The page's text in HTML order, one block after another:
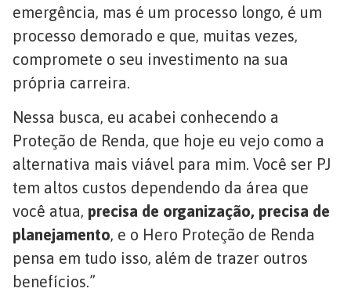
emergência, mas é um processo longo, é um
processo demorado e que, muitas vezes,
compromete o seu investimento na sua
própria carreira.
Nessa busca, eu acabei conhecendo a
Proteção de Renda, que hoje eu vejo como a
alternativa mais viável para mim. Você ser PJ
tem altos custos dependendo da área que
você atua, precisa de organização, precisa de
planejamento, e o Hero Proteção de Renda
pensa em tudo isso, além de trazer outros
benefícios.”